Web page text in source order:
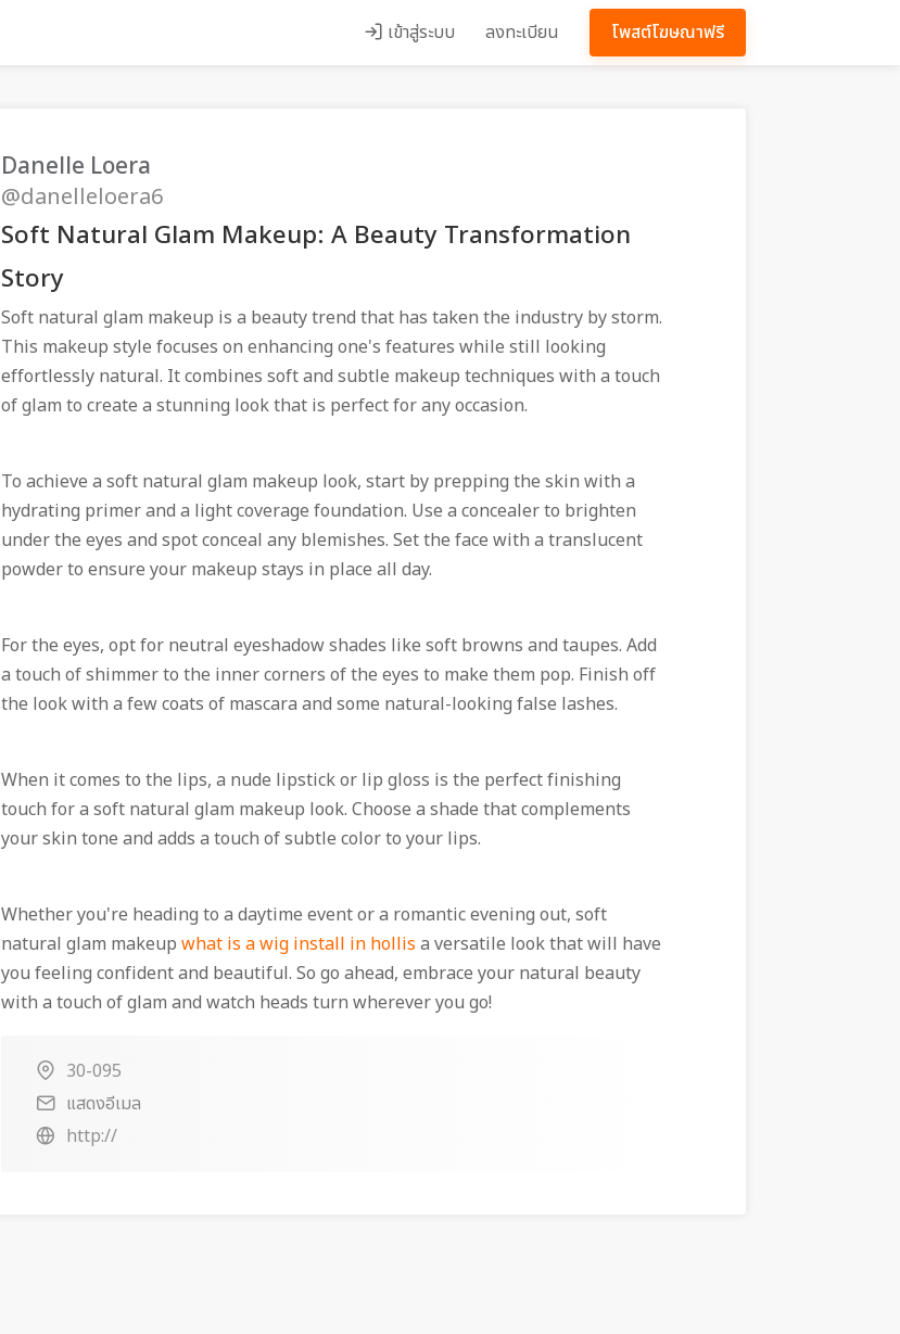
เข้าสู่ระบบ ลงทะเบียน โพสต์โฆษณาฟรี
Danelle Loera
@danelleloera6
Soft Natural Glam Makeup: A Beauty Transformation
Story
Soft natural glam makeup is a beauty trend that has taken the industry by storm.
This makeup style focuses on enhancing one's features while still looking
effortlessly natural. It combines soft and subtle makeup techniques with a touch
of glam to create a stunning look that is perfect for any occasion.
To achieve a soft natural glam makeup look, start by prepping the skin with a
hydrating primer and a light coverage foundation. Use a concealer to brighten
under the eyes and spot conceal any blemishes. Set the face with a translucent
powder to ensure your makeup stays in place all day.
For the eyes, opt for neutral eyeshadow shades like soft browns and taupes. Add
a touch of shimmer to the inner corners of the eyes to make them pop. Finish off
the look with a few coats of mascara and some natural-looking false lashes.
When it comes to the lips, a nude lipstick or lip gloss is the perfect finishing
touch for a soft natural glam makeup look. Choose a shade that complements
your skin tone and adds a touch of subtle color to your lips.
Whether you're heading to a daytime event or a romantic evening out, soft
natural glam makeup what is a wig install in hollis a versatile look that will have
you feeling confident and beautiful. So go ahead, embrace your natural beauty
with a touch of glam and watch heads turn wherever you go!
30-095
แสดงอีเมล
http://